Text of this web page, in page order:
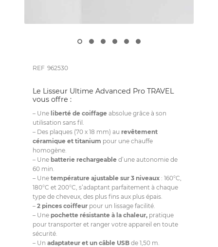
REF 962530
Le Lisseur Ultime Advanced Pro TRAVEL
vous offre :
– Une liberté de coiffage absolue grâce à son
utilisation sans fil.
– Des plaques (70 x 18 mm) au revêtement
céramique et titanium pour une chauffe
homogène.
– Une batterie rechargeable d’une autonomie de
60 min.
– Unetempérature ajustable sur 3 niveaux : 160°C,
180°C et 200°C, s’adaptant parfaitement à chaque
type de cheveux, des plus fins aux plus épais.
–2 pinces coiffeur pour un lissage facilité.
– Une pochette résistante à la chaleur, pratique
pour transporter et ranger votre appareil en toute
sécurité.
– Unadaptateur et un câble USB de 1,50 m.